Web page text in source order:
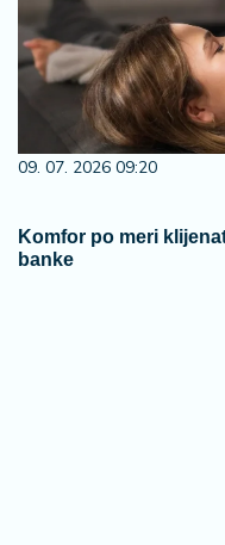
09. 07. 2026 09:20
Komfor po meri
banke